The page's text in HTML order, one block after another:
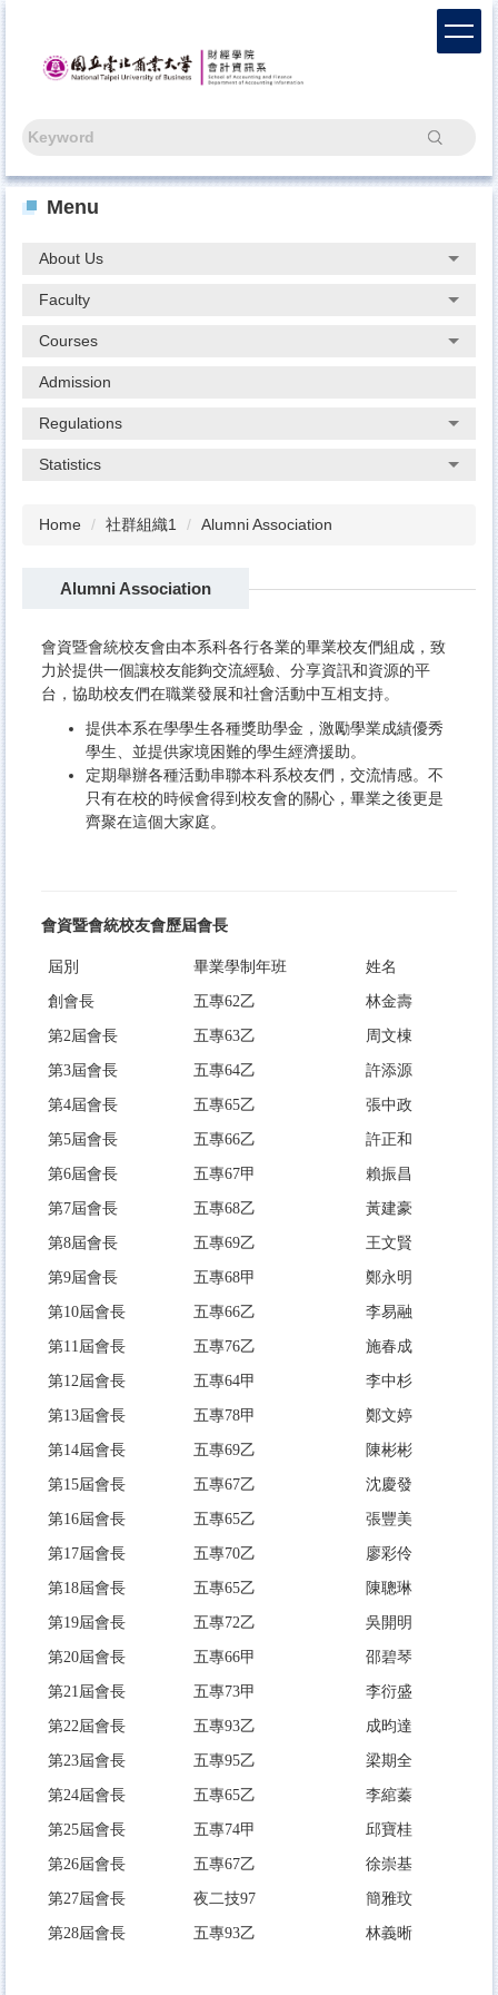
block
Search
Menu
About Us
Faculty
Courses
Admission
Regulations
Statistics
Home 社群組織1 Alumni Association
Alumni Association
會資暨會統校友會由本系科各行各業的畢業校友們組成，致
力於提供一個讓校友能夠交流經驗、分享資訊和資源的平
台，協助校友們在職業發展和社會活動中互相支持。
提供本系在學學生各種獎助學金，激勵學業成績優秀
學生、並提供家境困難的學生經濟援助。
定期舉辦各種活動串聯本科系校友們，交流情感。不
只有在校的時候會得到校友會的關心，畢業之後更是
齊聚在這個大家庭。
會資暨會統校友會歷屆會長
屆別 畢業學制年班 姓名
創會長 五專62乙 林金壽
第2屆會長 五專63乙 周文棟
第3屆會長 五專64乙 許添源
第4屆會長 五專65乙 張中政
第5屆會長 五專66乙 許正和
第6屆會長 五專67甲 賴振昌
第7屆會長 五專68乙 黃建豪
第8屆會長 五專69乙 王文賢
第9屆會長 五專68甲 鄭永明
第10屆會長 五專66乙 李易融
第11屆會長 五專76乙 施春成
第12屆會長 五專64甲 李中杉
第13屆會長 五專78甲 鄭文婷
第14屆會長 五專69乙 陳彬彬
第15屆會長 五專67乙 沈慶發
第16屆會長 五專65乙 張豐美
第17屆會長 五專70乙 廖彩伶
第18屆會長 五專65乙 陳聰琳
第19屆會長 五專72乙 吳開明
第20屆會長 五專66甲 邵碧琴
第21屆會長 五專73甲 李衍盛
第22屆會長 五專93乙 成昀達
第23屆會長 五專95乙 梁期全
第24屆會長 五專65乙 李綰蓁
第25屆會長 五專74甲 邱寶桂
第26屆會長 五專67乙 徐崇基
第27屆會長 夜二技97 簡雅玟
第28屆會長 五專93乙 林義晰